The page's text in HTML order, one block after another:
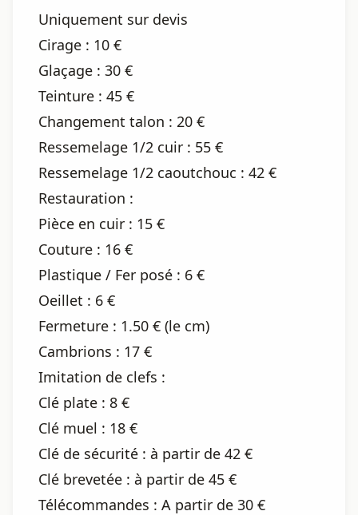
Uniquement sur devis
Cirage : 10 €
Glaçage : 30 €
Teinture : 45 €
Changement talon : 20 €
Ressemelage 1/2 cuir : 55 €
Ressemelage 1/2 caoutchouc : 42 €
Restauration :
Pièce en cuir : 15 €
Couture : 16 €
Plastique / Fer posé : 6 €
Oeillet : 6 €
Fermeture : 1.50 € (le cm)
Cambrions : 17 €
Imitation de clefs :
Clé plate : 8 €
Clé muel : 18 €
Clé de sécurité : à partir de 42 €
Clé brevetée : à partir de 45 €
Télécommandes : A partir de 30 €